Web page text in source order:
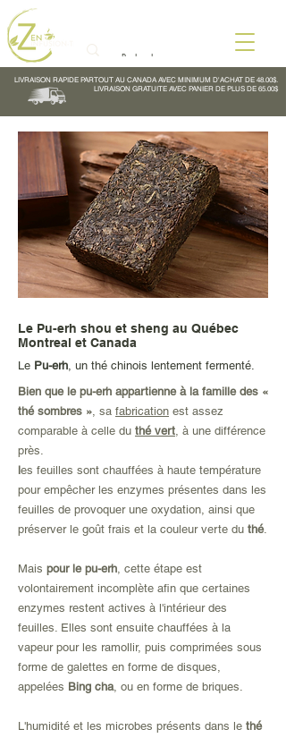
LIVRAISON RAPIDE PARTOUT AU CANADA AVEC MINIMUM D'ACHAT DE 48.00$.
LIVRAISON GRATUITE AVEC PANIER DE PLUS DE 65.00$
Le Pu-erh shou et sheng au Québec
Montreal et Canada
Le Pu-erh, un thé chinois lentement fermenté.
Bien que le pu-erh appartienne à la famille des «
thé sombres », sa fabrication est assez
comparable à celle du thé vert, à une différence
près.
les feuilles sont chauffées à haute température
pour empêcher les enzymes présentes dans les
feuilles de provoquer une oxydation, ainsi que
préserver le goût frais et la couleur verte du thé.
Mais pour le pu-erh, cette étape est
volontairement incomplète afin que certaines
enzymes restent actives à l'intérieur des
feuilles. Elles sont ensuite chauffées à la
vapeur pour les ramollir, puis comprimées sous
forme de galettes en forme de disques,
appelées Bing cha, ou en forme de briques.
L'humidité et les microbes présents dans le thé